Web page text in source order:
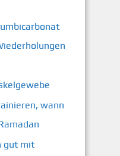
wann
gut mit